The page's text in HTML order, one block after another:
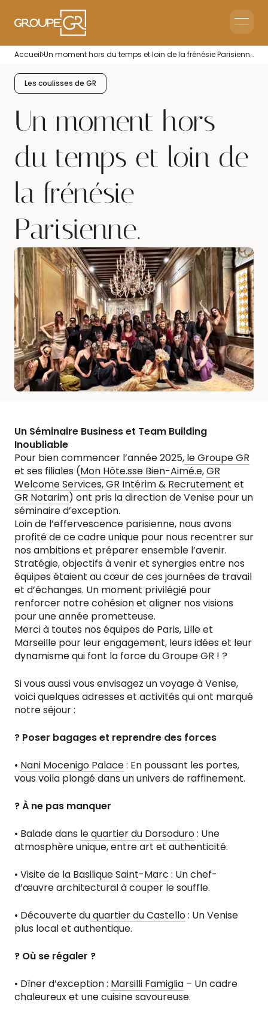
Home
Accueil Un moment hors du temps et loin de la frénésie Parisienne.
Les coulisses de GR
Un moment hors
du temps et loin de
la frénésie
Parisienne.
Un Séminaire Business et Team Building
Inoubliable
Pour bien commencer l’année 2025, le Groupe GR
et ses filiales (Mon Hôte.sse Bien-Aimé.e,GR
Welcome Services,GR Intérim & Recrutement et
GR Notarim) ont pris la direction de Venise pour un
séminaire d’exception.
Loin de l’effervescence parisienne, nous avons
profité de ce cadre unique pour nous recentrer sur
nos ambitions et préparer ensemble l’avenir.
Stratégie, objectifs à venir et synergies entre nos
équipes étaient au cœur de ces journées de travail
et d’échanges. Un moment privilégié pour
renforcer notre cohésion et aligner nos visions
pour une année prometteuse.
Merci à toutes nos équipes de Paris, Lille et
Marseille pour leur engagement, leurs idées et leur
dynamisme qui font la force du Groupe GR ! ?
Si vous aussi vous envisagez un voyage à Venise,
voici quelques adresses et activités qui ont marqué
notre séjour :
? Poser bagages et reprendre des forces
• Nani Mocenigo Palace: En poussant les portes,
vous voila plongé dans un univers de raffinement.
? À ne pas manquer
• Balade dans le quartier du Dorsoduro: Une
atmosphère unique, entre art et authenticité.
• Visite de la Basilique Saint-Marc : Un chef-
d’œuvre architectural à couper le souffle.
• Découverte duquartier du Castello: Un Venise
plus local et authentique.
? Où se régaler ?
• Dîner d’exception : Marsilli Famiglia – Un cadre
chaleureux et une cuisine savoureuse.